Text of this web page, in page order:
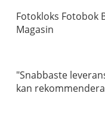
Fotokloks Fotobok
Magasin
"Snabbaste
kan